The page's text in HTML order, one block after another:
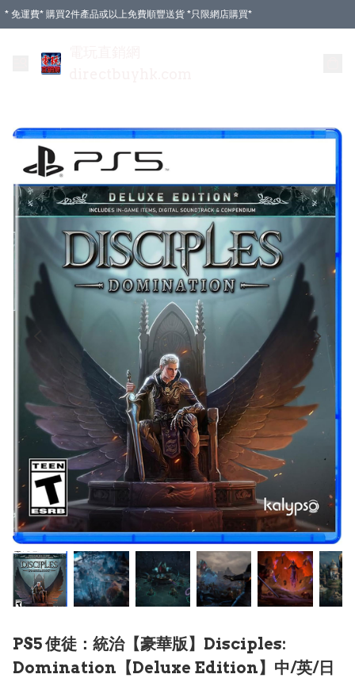
* 免運費* 購買2件產品或以上免費順豐送貨 *只限網店購買*
PS5 使徒：統治【豪華版】Disciples:
Domination【Deluxe Edition】中/英/日